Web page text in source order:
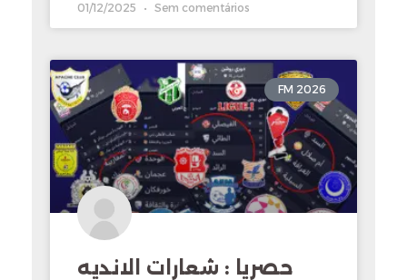
01/12/2025 Sem comentários
FM 2026
حصريا : شعارات الانديه